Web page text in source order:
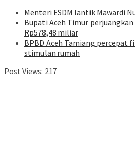
Menteri ESDM lantik Mawardi
Bupati Aceh Timur
Rp578,48 miliar
BPBD Aceh Tamiang percepat
stimulan rumah
Post Views: 217